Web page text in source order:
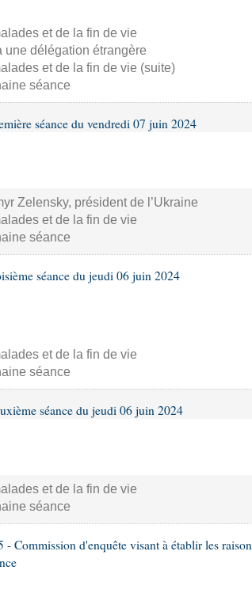
et de la fin de vie
une délégation étrangère
et de la fin de vie (suite)
séance
séance du vendredi 07 juin 2024
Zelensky, président de l’Ukraine
et de la fin de vie
séance
séance du jeudi 06 juin 2024
et de la fin de vie
séance
séance du jeudi 06 juin 2024
et de la fin de vie
séance
- Commission d'enquête visant à établir les